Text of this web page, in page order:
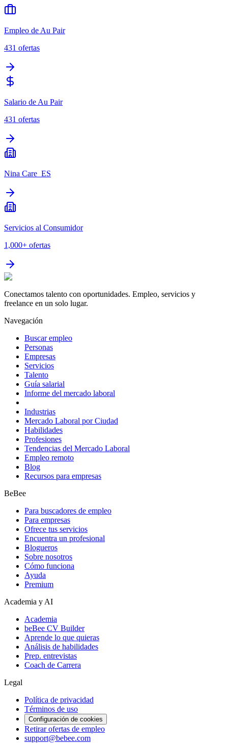
Empleo de Au Pair
431 ofertas
Salario de Au Pair
431 ofertas
Nina Care_ES
Servicios al Consumidor
1,000+ ofertas
Conectamos talento con oportunidades. Empleo, servicios y
freelance en un solo lugar.
Navegación
Buscar empleo
Personas
Empresas
Servicios
Talento
Guía salarial
Informe del mercado laboral
Industrias
Mercado Laboral por Ciudad
Habilidades
Profesiones
Tendencias del Mercado Laboral
Empleo remoto
Blog
Recursos para empresas
BeBee
Para buscadores de empleo
Para empresas
Ofrece tus servicios
Encuentra un profesional
Blogueros
Sobre nosotros
Cómo funciona
Ayuda
Premium
Academia y AI
Academia
beBee CV Builder
Aprende lo que quieras
Análisis de habilidades
Prep. entrevistas
Coach de Carrera
Legal
Política de privacidad
Términos de uso
Configuración de cookies
Retirar ofertas de empleo
support@bebee.com